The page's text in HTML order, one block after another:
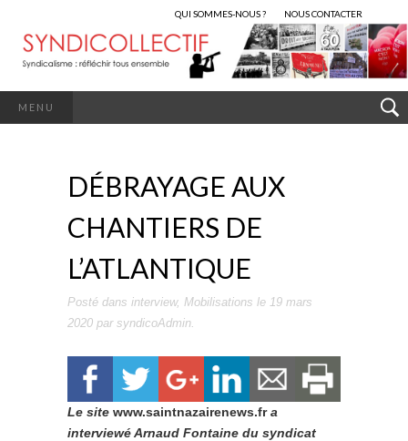
QUI SOMMES-NOUS ? NOUS CONTACTER
MENU
DÉBRAYAGE AUX
CHANTIERS DE
L’ATLANTIQUE
Posté dans interview, Mobilisations le 19 mars
2020 par syndicoAdmin.
Le site www.saintnazairenews.fra
interviewé Arnaud Fontaine du syndicat